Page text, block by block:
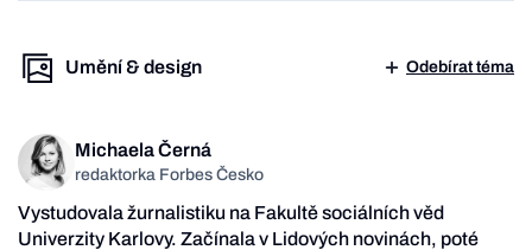
Umění & design Odebírat téma
Michaela Černá
redaktorka Forbes Česko
Vystudovala žurnalistiku na Fakultě sociálních věd
Univerzity Karlovy. Začínala v Lidových novinách, poté